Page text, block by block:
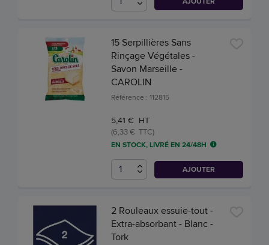
15 Serpillières Sans
Rinçage Végétales -
Savon Marseille -
CAROLIN
Référence : 112815
5,41 € HT
(6,33 € TTC)
EN STOCK, LIVRÉ EN 24/48H
AJOUTER
2 Rouleaux essuie-tout -
Extra-absorbant - Blanc -
Tork